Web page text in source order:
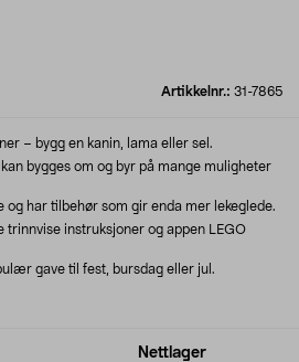
Artikkelnr.: 31-7865
Nettlager
– bygg en kanin, lama eller sel.
bygges om og byr på mange muligheter
og har tilbehør som gir enda mer lekeglede.
trinnvise instruksjoner og appen LEGO
gave til fest, bursdag eller jul.